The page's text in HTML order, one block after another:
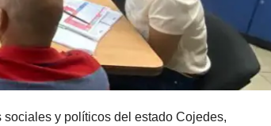
y políticos del estado Cojedes,